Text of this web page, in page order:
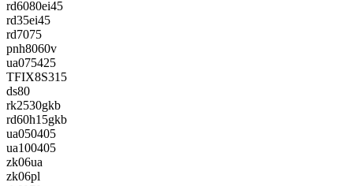
rd6080ei45
rd35ei45
rd7075
pnh8060v
ua075425
TFIX8S315
ds80
rk2530gkb
rd60h15gkb
ua050405
ua100405
zk06ua
zk06pl